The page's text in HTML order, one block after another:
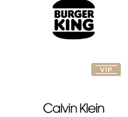
Calvin
Klein
Desigual